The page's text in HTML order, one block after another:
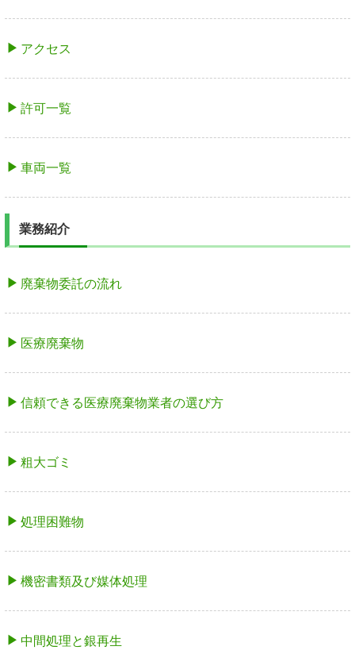
アクセス
許可一覧
車両一覧
業務紹介
廃棄物委託の流れ
医療廃棄物
信頼できる医療廃棄物業者の選び方
粗大ゴミ
処理困難物
機密書類及び媒体処理
中間処理と銀再生